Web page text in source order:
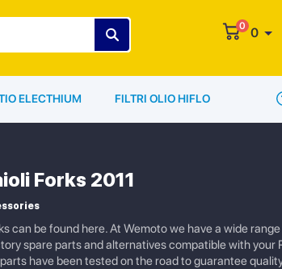
0 0
ELECTHIUM FILTRI OLIO HIFLO
Forks 2011
can be found here. At Wemoto we have a wide
spare parts and alternatives compatible with your
have been tested on the road to guarantee